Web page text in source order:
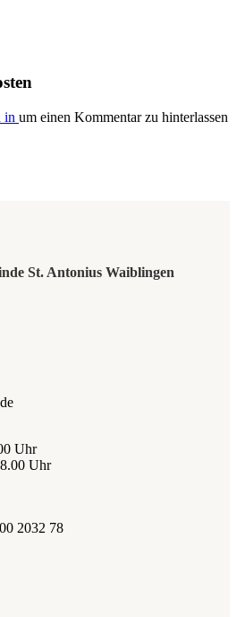
in um einen Kommentar zu hinterlassen
St. Antonius Waiblingen
Uhr
Uhr
2032 78